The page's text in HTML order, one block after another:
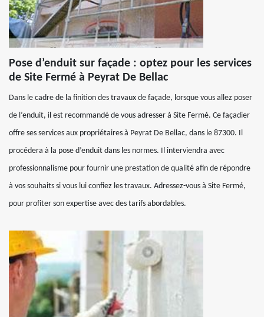
Pose d’enduit sur façade : optez pour les services
de Site Fermé à Peyrat De Bellac
Dans le cadre de la finition des travaux de façade, lorsque vous allez poser
de l’enduit, il est recommandé de vous adresser à Site Fermé. Ce façadier
offre ses services aux propriétaires à Peyrat De Bellac, dans le 87300. Il
procédera à la pose d’enduit dans les normes. Il interviendra avec
professionnalisme pour fournir une prestation de qualité afin de répondre
à vos souhaits si vous lui confiez les travaux. Adressez-vous à Site Fermé,
pour profiter son expertise avec des tarifs abordables.